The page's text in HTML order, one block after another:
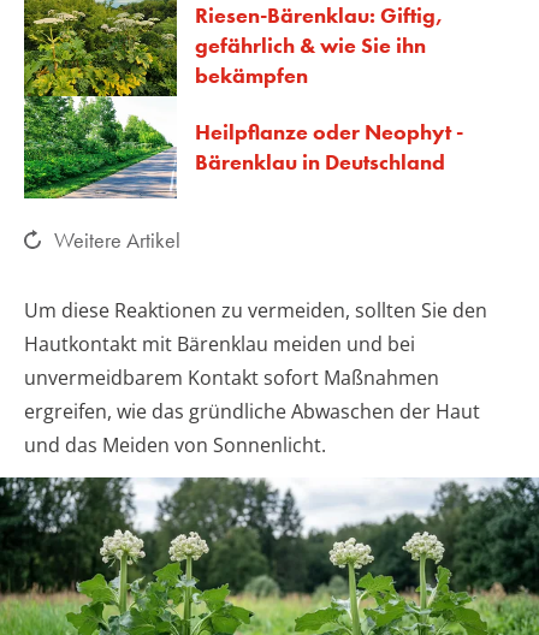
Riesen-Bärenklau: Giftig,
gefährlich & wie Sie ihn
bekämpfen
Heilpflanze oder Neophyt -
Bärenklau in Deutschland
Weitere Artikel
Um diese Reaktionen zu vermeiden, sollten Sie den
Hautkontakt mit Bärenklau meiden und bei
unvermeidbarem Kontakt sofort Maßnahmen
ergreifen, wie das gründliche Abwaschen der Haut
und das Meiden von Sonnenlicht.